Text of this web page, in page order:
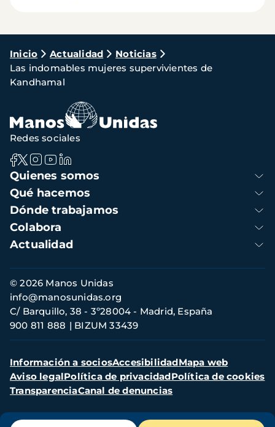
Ruta
de
navegación
Inicio Actualidad
Noticias
Las indomables mujeres supervivientes de
Kandhamal
Navegación
principal
Quienes somos
Qué hacemos
Dónde trabajamos
Colabora
Actualidad
Redes sociales
Información
de
contacto
© 2026 Manos Unidas
C/ Barquillo, 38 - 3º28004 - Madrid, España
900 811 888
BIZUM 33439
info@manosunidas.org
Menú
secundario
Información a sociosAccesibilidadMapa web
Aviso legalPolítica de privacidadPolítica de cookies
TransparenciaCanal de denuncias